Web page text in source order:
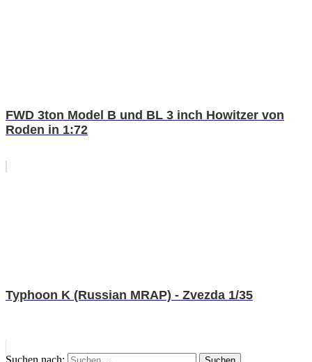
FWD 3ton Model B und BL 3 inch Howitzer von
Roden in 1:72
Typhoon K (Russian MRAP) - Zvezda 1/35
Suchen nach: